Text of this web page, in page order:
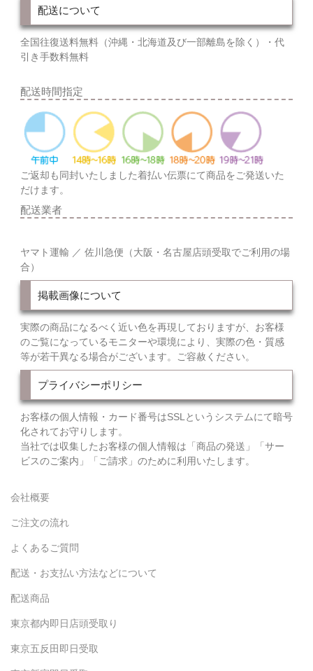
配送について
全国往復送料無料（沖縄・北海道及び一部離島を除く）・代
引き手数料無料
配送時間指定
ご返却も同封いたしました着払い伝票にて商品をご発送いた
だけます。
配送業者
ヤマト運輸 ／ 佐川急便（大阪・名古屋店頭受取でご利用の場
合）
掲載画像について
実際の商品になるべく近い色を再現しておりますが、お客様
のご覧になっているモニターや環境により、実際の色・質感
等が若干異なる場合がございます。ご容赦ください。
プライバシーポリシー
お客様の個人情報・カード番号はSSLというシステムにて暗号
化されてお守りします。
当社では収集したお客様の個人情報は「商品の発送」「サー
ビスのご案内」「ご請求」のために利用いたします。
会社概要
ご注文の流れ
よくあるご質問
配送・お支払い方法などについて
配送商品
東京都内即日店頭受取り
東京五反田即日受取